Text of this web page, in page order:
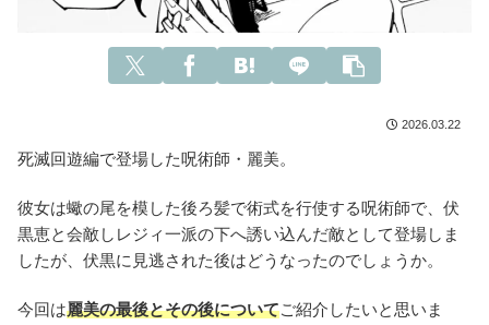
2026.03.22
死滅回遊編で登場した呪術師・麗美。
彼女は蠍の尾を模した後ろ髪で術式を行使する呪術師で、伏
黒恵と会敵しレジィ一派の下へ誘い込んだ敵として登場しま
したが、伏黒に見逃された後はどうなったのでしょうか。
今回は麗美の最後とその後についてご紹介したいと思いま